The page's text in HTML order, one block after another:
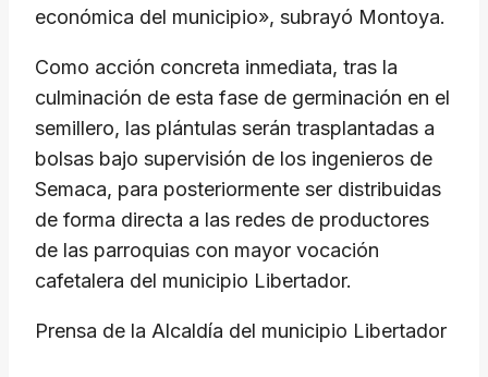
económica del municipio», subrayó Montoya.
Como acción concreta inmediata, tras la
culminación de esta fase de germinación en el
semillero, las plántulas serán trasplantadas a
bolsas bajo supervisión de los ingenieros de
Semaca, para posteriormente ser distribuidas
de forma directa a las redes de productores
de las parroquias con mayor vocación
cafetalera del municipio Libertador.
Prensa de la Alcaldía del municipio Libertador